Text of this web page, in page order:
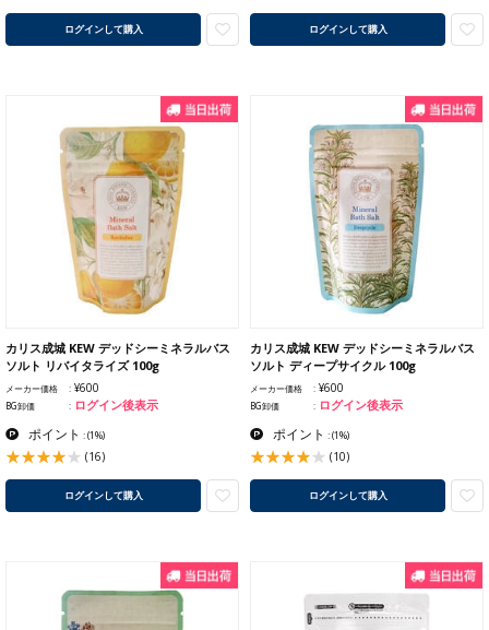
ログインして購入 ログインして購入
カリス成城 KEW デッドシーミネラルバス
ソルト リバイタライズ 100g
メーカー価格 ¥600
BG卸価 ログイン後表示
ポイント :(1%)
(16)
ログインして購入
カリス成城 KEW デッドシーミネラルバス
ソルト ディープサイクル 100g
メーカー価格 ¥600
BG卸価 ログイン後表示
ポイント :(1%)
(10)
ログインして購入